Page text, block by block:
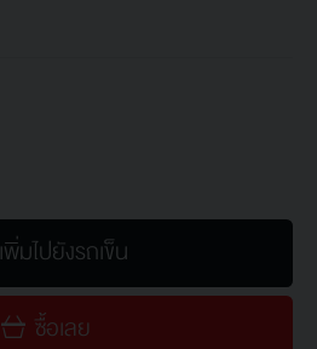
เพิ่มไปยังรถเข็น
ซื้อเลย